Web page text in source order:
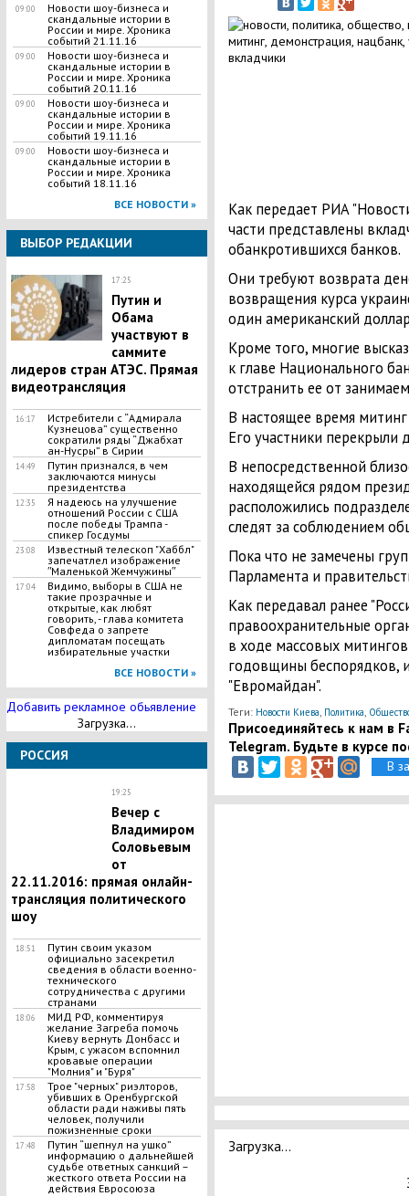
09:00
Новости шоу-бизнеса и
скандальные истории в
России и мире. Хроника
событий 21.11.16
09:00
Новости шоу-бизнеса и
скандальные истории в
России и мире. Хроника
событий 20.11.16
09:00
Новости шоу-бизнеса и
скандальные истории в
России и мире. Хроника
событий 19.11.16
09:00
Новости шоу-бизнеса и
скандальные истории в
России и мире. Хроника
событий 18.11.16
ВСЕ НОВОСТИ »
ВЫБОР РЕДАКЦИИ
17:25
Путин и
Обама
участвуют в
саммите
лидеров стран АТЭС. Прямая
видеотрансляция
16:17
Истребители с “Адмирала
Кузнецова” существенно
сократили ряды “Джабхат
ан-Нусры” в Сирии
14:49
Путин признался, в чем
заключаются минусы
президентства
12:35
Я надеюсь на улучшение
отношений России с США
после победы Трампа -
спикер Госдумы
23:08
Известный телескоп "Хаббл"
запечатлел изображение
ʺМаленькой Жемчужиныʺ
17:04
Видимо, выборы в США не
такие прозрачные и
открытые, как любят
говорить, - глава комитета
Совфеда о запрете
дипломатам посещать
избирательные участки
ВСЕ НОВОСТИ »
Добавить рекламное обьявление
Загрузка...
РОССИЯ
19:25
Вечер с
Владимиром
Соловьевым
от
22.11.2016: прямая онлайн-
трансляция политического
шоу
18:51
Путин своим указом
официально засекретил
сведения в области военно-
технического
сотрудничества с другими
странами
18:06
МИД РФ, комментируя
желание Загреба помочь
Киеву вернуть Донбасс и
Крым, с ужасом вспомнил
кровавые операции
"Молния" и "Буря"
17:58
Трое "черных" риэлторов,
убивших в Оренбургской
области ради наживы пять
человек, получили
пожизненные сроки
17:48
Путин “шепнул на ушко”
информацию о дальнейшей
судьбе ответных санкций –
жесткого ответа России на
действия Евросоюза
Как передает РИА
части представлены
обанкротившихся банков.
Они требуют возврата
возвращения курса
один американский
Кроме того, многие
к главе Национального
отстранить ее от
В настоящее время
Его участники перекрыли
В непосредственной
находящейся рядом
расположились
следят за соблюдением
Пока что не замечены
Парламента и
Как передавал ранее
правоохранительные
в ходе массовых
годовщины беспорядков,
"Евромайдан".
Теги: Новости Киева Политика
Присоединяйтесь к нам в
Telegram. Будьте в курсе
В
Загрузка...